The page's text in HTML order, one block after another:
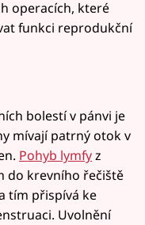
operacích, které
funkci reprodukční
bolestí v pánvi je
mívají patrný otok v
Pohyb lymfyz
do krevního řečiště
tím přispívá ke
Uvolnění